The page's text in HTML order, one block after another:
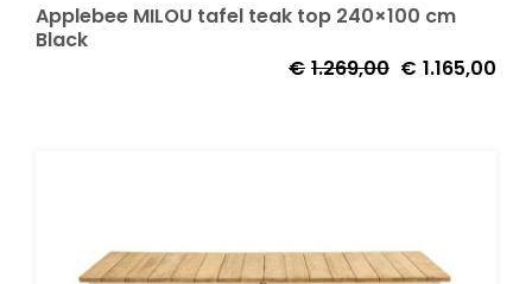
Applebee MILOU tafel teak top 240×100 cm
Black
€ 1.269,00 Oorspronkelijke
€ 1.165,00